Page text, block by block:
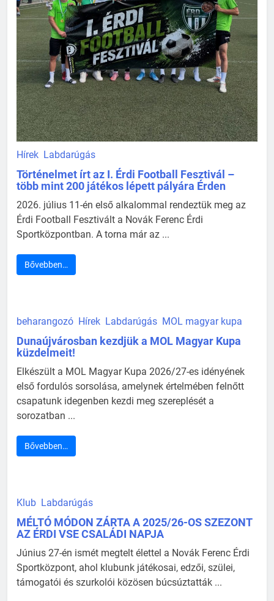
Hírek Labdarúgás
Történelmet írt az I. Érdi Football Fesztivál –
több mint 200 játékos lépett pályára Érden
2026. július 11-én első alkalommal rendeztük meg az
Érdi Football Fesztivált a Novák Ferenc Érdi
Sportközpontban. A torna már az ...
Bővebben…
beharangozó Hírek Labdarúgás MOL magyar kupa
Dunaújvárosban kezdjük a MOL Magyar Kupa
küzdelmeit!
Elkészült a MOL Magyar Kupa 2026/27-es idényének
első fordulós sorsolása, amelynek értelmében felnőtt
csapatunk idegenben kezdi meg szereplését a
sorozatban ...
Bővebben…
Klub Labdarúgás
MÉLTÓ MÓDON ZÁRTA A 2025/26-OS SZEZONT
AZ ÉRDI VSE CSALÁDI NAPJA
Június 27-én ismét megtelt élettel a Novák Ferenc Érdi
Sportközpont, ahol klubunk játékosai, edzői, szülei,
támogatói és szurkolói közösen búcsúztatták ...